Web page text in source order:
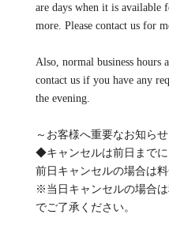
are days when it is available
more. Please contact us for
Also, normal business hours
contact us if you have any
the evening.
～お客様へ重要なお知らせ
◆キャンセルは前日までに
前日キャンセルの場合は料
※当日キャンセルの場合
でご了承ください。